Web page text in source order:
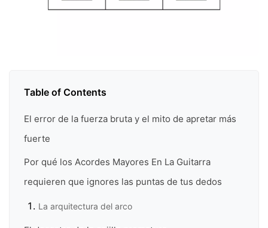
Table of Contents
El error de la fuerza bruta y el mito de apretar más
fuerte
Por qué los Acordes Mayores En La Guitarra
requieren que ignores las puntas de tus dedos
La arquitectura del arco